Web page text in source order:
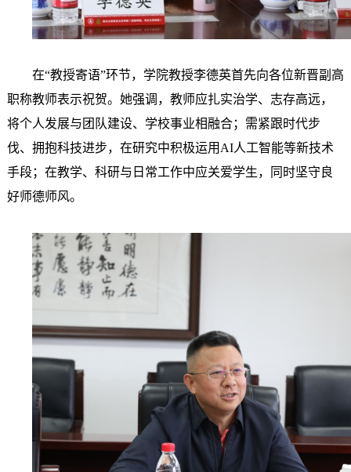
在“教授寄语”环节，学院教授李德英首先向各位新晋副高
职称教师表示祝贺。她强调，教师应扎实治学、志存高远，
将个人发展与团队建设、学校事业相融合；需紧跟时代步
伐、拥抱科技进步，在研究中积极运用AI人工智能等新技术
手段；在教学、科研与日常工作中应关爱学生，同时坚守良
好师德师风。